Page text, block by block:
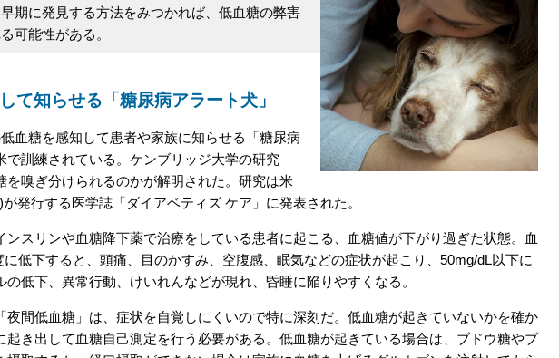
期に発見する方法をみつかれば、低血糖の弊害
可能性がある。
て知らせる「糖尿病アラート犬」
血糖を感知して患者や家族に知らせる「糖尿病
で訓練されている。ケンブリッジ大学の研究
を嗅ぎ分けられるのかが解明された。研究は米
発行する医学誌「ダイアベティズ ケア」に発表された。
スリンや血糖降下薬で治療をしている患者に起こる、血糖値が下がり過ぎた状態。血
低下すると、頭痛、目のかすみ、空腹感、眠気などの症状が起こり、50mg/dL以下に
の低下、異常行動、けいれんなどが現れ、昏睡に陥りやすくなる。
間低血糖」は、症状を自覚しにくいので特に深刻だ。低血糖が起きていないかを確か
起き出して血糖自己測定を行う必要がある。低血糖が起きている場合は、ブドウ糖やブ